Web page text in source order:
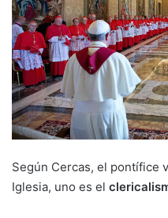
Según Cercas, el pontífice
Iglesia, uno es el